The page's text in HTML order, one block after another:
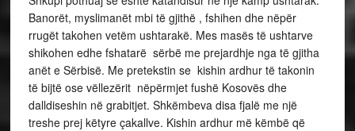
Banorët, myslimanët mbi të gjithë , fshihen dhe nëpër
rrugët takohen vetëm ushtarakë. Mes masës të ushtarve
shikohen edhe fshatarë sërbë me prejardhje nga të gjitha
anët e Sërbisë. Me pretekstin se kishin ardhur të takonin
të bijtë ose vëllezërit nëpërmjet fushë Kosovës dhe
dalldiseshin në grabitjet. Shkëmbeva disa fjalë me një
treshe prej këtyre çakallve. Kishin ardhur më këmbë që